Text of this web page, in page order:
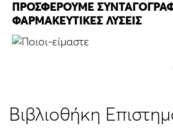
ΠΡΟΣΦΈΡΟΥΜΕ
ΦΑΡΜΑΚΕΥΤΙΚΈΣ ΛΎΣΕΙΣ
Βιβλιοθήκη